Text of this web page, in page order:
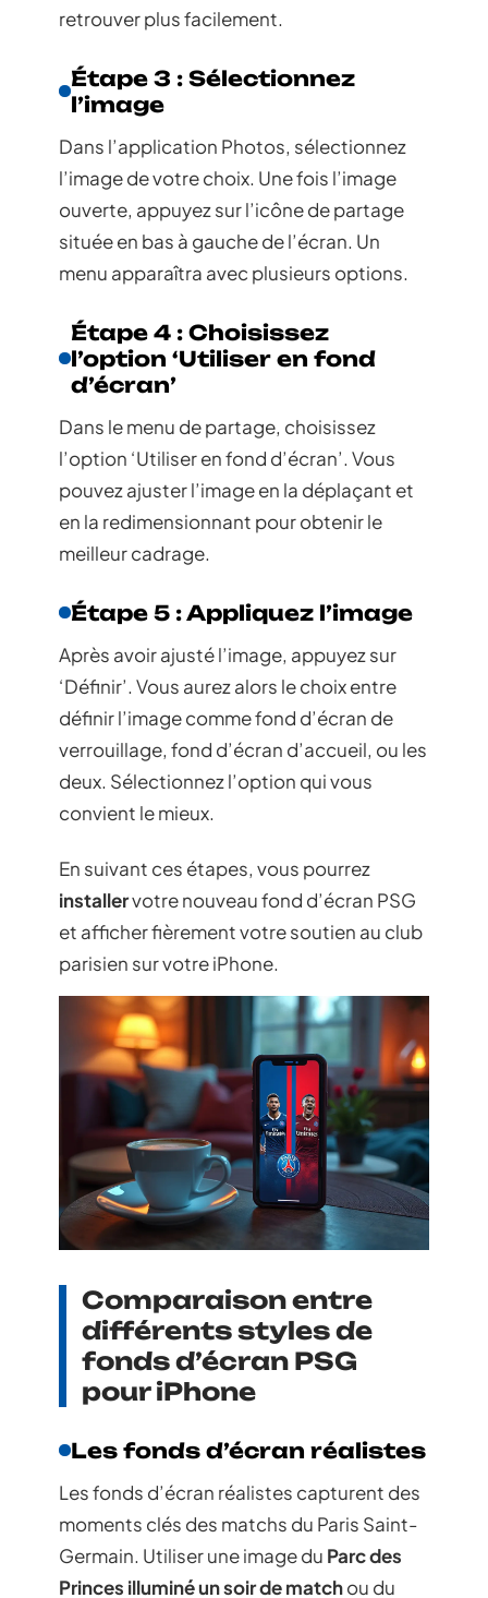
retrouver plus facilement.
Étape 3 : Sélectionnez
l’image
Dans l’application Photos, sélectionnez
l’image de votre choix. Une fois l’image
ouverte, appuyez sur l’icône de partage
située en bas à gauche de l’écran. Un
menu apparaîtra avec plusieurs options.
Étape 4 : Choisissez
l’option ‘Utiliser en fond
d’écran’
Dans le menu de partage, choisissez
l’option ‘Utiliser en fond d’écran’. Vous
pouvez ajuster l’image en la déplaçant et
en la redimensionnant pour obtenir le
meilleur cadrage.
Étape 5 : Appliquez l’image
Après avoir ajusté l’image, appuyez sur
‘Définir’. Vous aurez alors le choix entre
définir l’image comme fond d’écran de
verrouillage, fond d’écran d’accueil, ou les
deux. Sélectionnez l’option qui vous
convient le mieux.
En suivant ces étapes, vous pourrez
installervotre nouveau fond d’écran PSG
et afficher fièrement votre soutien au club
parisien sur votre iPhone.
Comparaison entre
différents styles de
fonds d’écran PSG
pour iPhone
Les fonds d’écran réalistes
Les fonds d’écran réalistes capturent des
moments clés des matchs du Paris Saint-
Germain. Utiliser une image du Parc des
Princes illuminé un soir de matchou du